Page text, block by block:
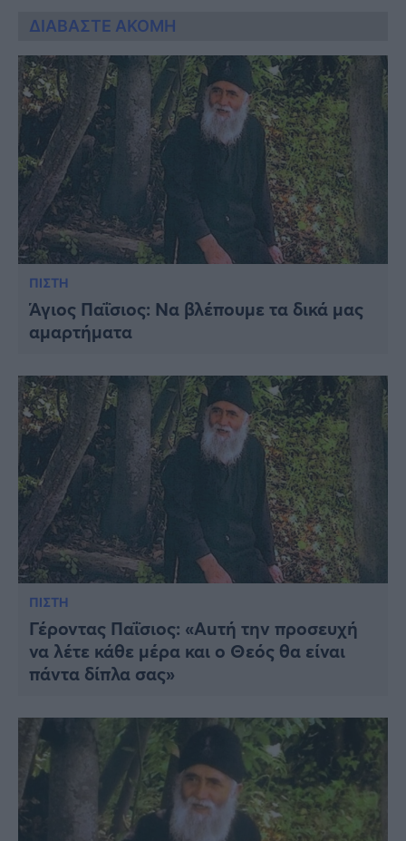
ΔΙΑΒΑΣΤΕ ΑΚΟΜΗ
ΠΙΣΤΗ
Άγιος Παΐσιος: Να βλέπουμε τα δικά μας
αμαρτήματα
ΠΙΣΤΗ
Γέροντας Παΐσιος: «Αuτή την προσευχή
να λέτε κάθε μέρα και ο Θεός θα είναι
πάντα δίπλα σας»